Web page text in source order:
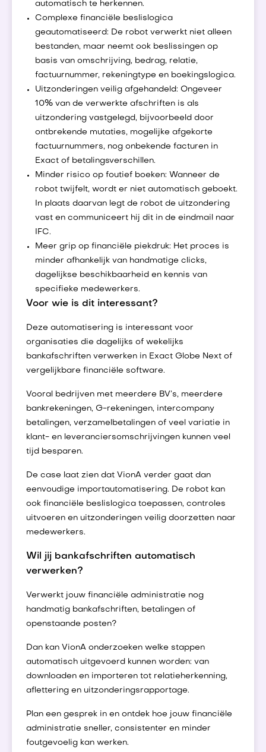
automatisch te herkennen.
Complexe financiële beslislogica
geautomatiseerd: De robot verwerkt niet alleen
bestanden, maar neemt ook beslissingen op
basis van omschrijving, bedrag, relatie,
factuurnummer, rekeningtype en boekingslogica.
Uitzonderingen veilig afgehandeld: Ongeveer
10% van de verwerkte afschriften is als
uitzondering vastgelegd, bijvoorbeeld door
ontbrekende mutaties, mogelijke afgekorte
factuurnummers, nog onbekende facturen in
Exact of betalingsverschillen.
Minder risico op foutief boeken: Wanneer de
robot twijfelt, wordt er niet automatisch geboekt.
In plaats daarvan legt de robot de uitzondering
vast en communiceert hij dit in de eindmail naar
IFC.
Meer grip op financiële piekdruk: Het proces is
minder afhankelijk van handmatige clicks,
dagelijkse beschikbaarheid en kennis van
specifieke medewerkers.
Voor wie is dit interessant?
Deze automatisering is interessant voor
organisaties die dagelijks of wekelijks
bankafschriften verwerken in Exact Globe Next of
vergelijkbare financiële software.
Vooral bedrijven met meerdere BV’s, meerdere
bankrekeningen, G-rekeningen, intercompany
betalingen, verzamelbetalingen of veel variatie in
klant- en leveranciersomschrijvingen kunnen veel
tijd besparen.
De case laat zien dat VionA verder gaat dan
eenvoudige importautomatisering. De robot kan
ook financiële beslislogica toepassen, controles
uitvoeren en uitzonderingen veilig doorzetten naar
medewerkers.
Wil jij bankafschriften automatisch
verwerken?
Verwerkt jouw financiële administratie nog
handmatig bankafschriften, betalingen of
openstaande posten?
Dan kan VionA onderzoeken welke stappen
automatisch uitgevoerd kunnen worden: van
downloaden en importeren tot relatieherkenning,
aflettering en uitzonderingsrapportage.
Plan een gesprek in en ontdek hoe jouw financiële
administratie sneller, consistenter en minder
foutgevoelig kan werken.